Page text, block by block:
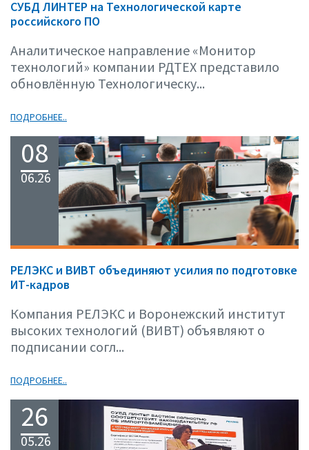
СУБД ЛИНТЕР на Технологической карте
российского ПО
Аналитическое направление «Монитор
технологий» компании РДТЕХ представило
обновлённую Технологическу...
ПОДРОБНЕЕ..
08
06.26
РЕЛЭКС и ВИВТ объединяют усилия по подготовке
ИТ-кадров
Компания РЕЛЭКС и Воронежский институт
высоких технологий (ВИВТ) объявляют о
подписании согл...
ПОДРОБНЕЕ..
26
05.26